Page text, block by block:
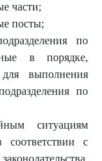
части;
посты;
по
в порядке,
для выполнения
по
ситуациям
соответствии с